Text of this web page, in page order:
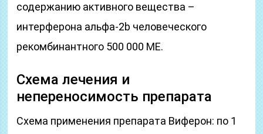
содержанию активного вещества –
интерферона альфа-2b человеческого
рекомбинантного 500 000 МЕ.
Схема лечения и
непереносимость препарата
Схема применения препарата Виферон: по 1